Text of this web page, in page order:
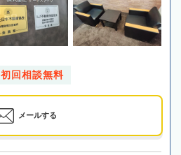
初回相談無料
メールする